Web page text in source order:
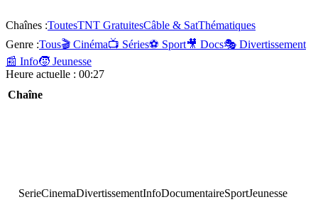
Chaînes :ToutesTNT GratuitesCâble & SatThématiques
Genre :Tous🎬 Cinéma📺 Séries⚽ Sport🎥 Docs🎭 Divertissement
📰 Info🧒 Jeunesse
Heure actuelle : 00:27
Chaîne
SerieCinemaDivertissementInfoDocumentaireSportJeunesse